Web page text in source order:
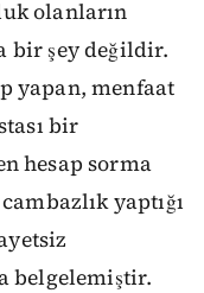
olanların
bir şey değildir.
yapan, menfaat
bir
hesap sorma
yaptığı
belgelemiştir.